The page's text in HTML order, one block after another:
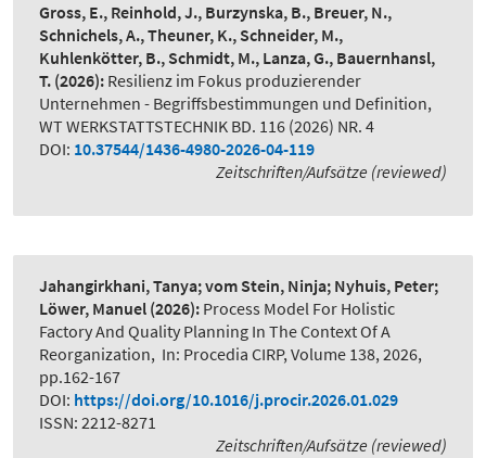
Gross, E., Reinhold, J., Burzynska, B., Breuer, N.,
Schnichels, A., Theuner, K., Schneider, M.,
Kuhlenkötter, B., Schmidt, M., Lanza, G., Bauernhansl,
T. (2026): Resilienz im Fokus produzierender
Unternehmen - Begriffsbestimmungen und Definition,
WT WERKSTATTSTECHNIK BD. 116 (2026) NR. 4
DOI: 10.37544/1436-4980-2026-04-119
Zeitschriften/Aufsätze (reviewed)
Jahangirkhani, Tanya; vom Stein, Ninja; Nyhuis, Peter;
Löwer, Manuel (2026): Process Model For Holistic
Factory And Quality Planning In The Context Of A
Reorganization, In: Procedia CIRP, Volume 138, 2026,
pp.162-167
DOI: https://doi.org/10.1016/j.procir.2026.01.029
ISSN: 2212-8271
Zeitschriften/Aufsätze (reviewed)